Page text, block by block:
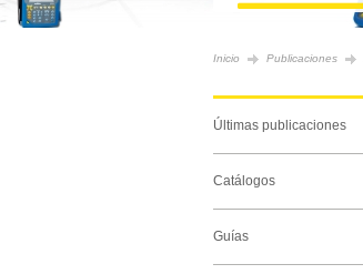
Inicio Publicaciones
Últimas publicaciones
Catálogos
Guías